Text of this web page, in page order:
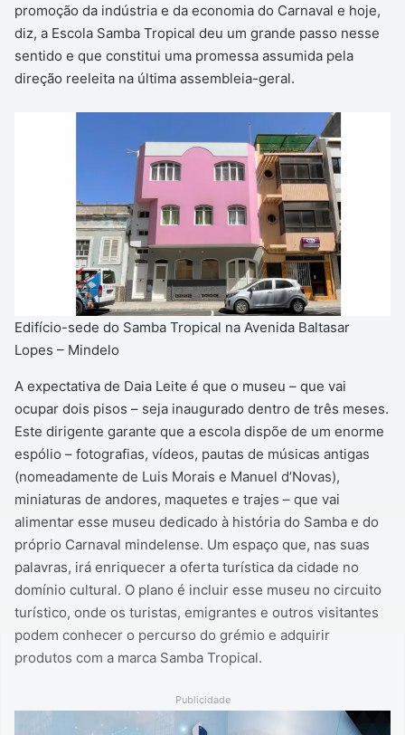
promoção da indústria e da economia do Carnaval e hoje,
diz, a Escola Samba Tropical deu um grande passo nesse
sentido e que constitui uma promessa assumida pela
direção reeleita na última assembleia-geral.
Edifício-sede do Samba Tropical na Avenida Baltasar
Lopes – Mindelo
A expectativa de Daia Leite é que o museu – que vai
ocupar dois pisos – seja inaugurado dentro de três meses.
Este dirigente garante que a escola dispõe de um enorme
espólio – fotografias, vídeos, pautas de músicas antigas
(nomeadamente de Luis Morais e Manuel d’Novas),
miniaturas de andores, maquetes e trajes – que vai
alimentar esse museu dedicado à história do Samba e do
próprio Carnaval mindelense. Um espaço que, nas suas
palavras, irá enriquecer a oferta turística da cidade no
domínio cultural. O plano é incluir esse museu no circuito
turístico, onde os turistas, emigrantes e outros visitantes
podem conhecer o percurso do grémio e adquirir
produtos com a marca Samba Tropical.
Publicidade